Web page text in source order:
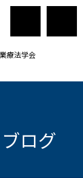
療法学会
ログ